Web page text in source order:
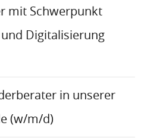
mit Schwerpunkt
Digitalisierung
in unserer
(w/m/d)